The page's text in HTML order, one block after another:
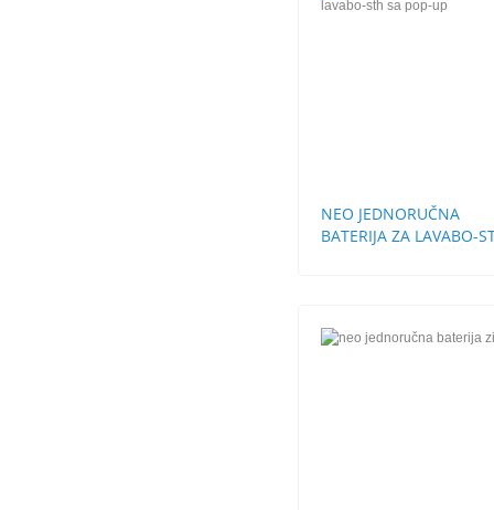
NEO JEDNORUČNA
BATERIJA ZA LAVABO-